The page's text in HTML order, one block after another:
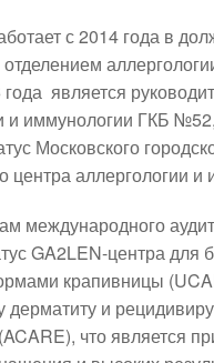
с 2014 года в
является
и иммунологии ГКБ
Московского
центра аллергологии
международного
GA2LEN-центра для
крапивницы
дерматиту и
что является